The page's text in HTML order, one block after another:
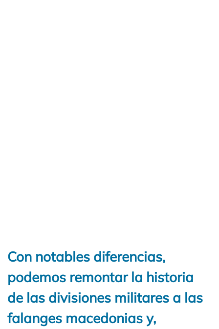
Con notables diferencias,
podemos remontar la historia
de las divisiones militares a las
falanges macedonias y,